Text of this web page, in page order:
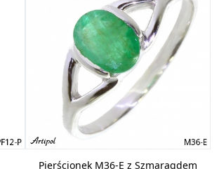
Pierścionek M36-E z Szmaragdem